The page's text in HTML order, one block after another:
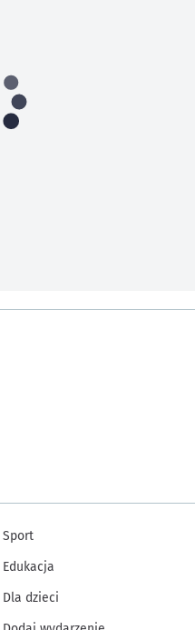
Sport
Edukacja
Dla dzieci